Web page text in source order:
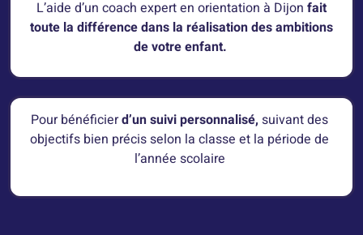
L’aide d’un coach expert en orientation à Dijon fait
toute la différence dans la réalisation des ambitions
de votre enfant.
Pour bénéficierd’un suivi personnalisé, suivant des
objectifs bien précis selon la classe et la période de
l’année scolaire